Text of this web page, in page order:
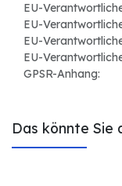
EU-
EU-
EU-
EU-
GPSR-Anhang:
Das könnte Sie